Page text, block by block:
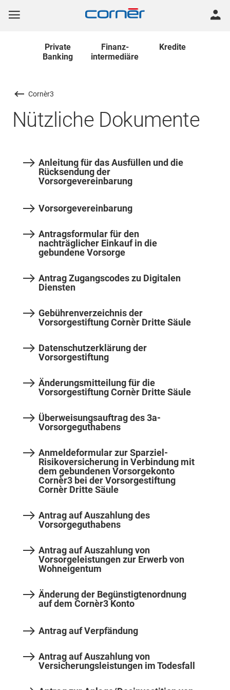
Private
Banking
Finanz-
intermediäre
Kredite
Cornèr3
Nützliche Dokumente
Anleitung für das Ausfüllen und die
Rücksendung der
Vorsorgevereinbarung
Vorsorgevereinbarung
Antragsformular für den
nachträglicher Einkauf in die
gebundene Vorsorge
Antrag Zugangscodes zu Digitalen
Diensten
Gebührenverzeichnis der
Vorsorgestiftung Cornèr Dritte Säule
Datenschutzerklärung der
Vorsorgestiftung
Änderungsmitteilung für die
Vorsorgestiftung Cornèr Dritte Säule
Überweisungsauftrag des 3a-
Vorsorgeguthabens
Anmeldeformular zur Sparziel-
Risikoversicherung in Verbindung mit
dem gebundenen Vorsorgekonto
Cornèr3 bei der Vorsorgestiftung
Cornèr Dritte Säule
Antrag auf Auszahlung des
Vorsorgeguthabens
Antrag auf Auszahlung von
Vorsorgeleistungen zur Erwerb von
Wohneigentum
Änderung der Begünstigtenordnung
auf dem Cornèr3 Konto
Antrag auf Verpfändung
Antrag auf Auszahlung von
Versicherungsleistungen im Todesfall